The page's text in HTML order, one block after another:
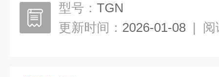
型号： TGN
更新时间： 2026-01-08 | 阅